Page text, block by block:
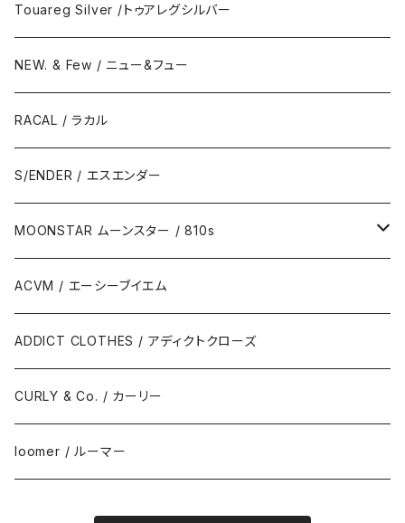
Touareg Silver /トゥアレグシルバー
NEW. & Few / ニュー&フュー
RACAL / ラカル
S/ENDER / エスエンダー
MOONSTAR ムーンスター / 810s
MOONSTAR / ムーンスター
810s / エイトテンス
ACVM / エーシーブイエム
ADDICT CLOTHES / アディクトクローズ
CURLY & Co. / カーリー
loomer / ルーマー